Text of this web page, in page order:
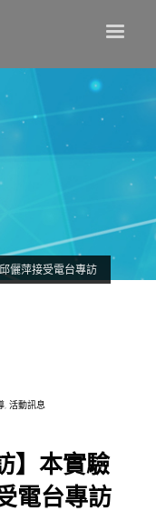
儷萍接受電台專訪
, 活動訊息
】本實驗
電台專訪